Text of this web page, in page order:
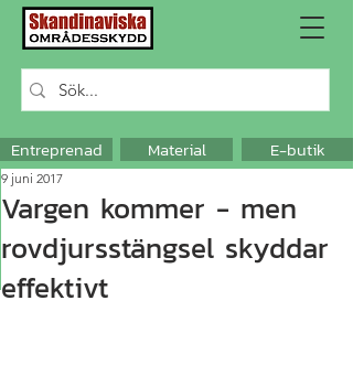
Entreprenad Material E-butik
Vargen kommer - men
rovdjursstängsel skyddar
effektivt
9 juni 2017